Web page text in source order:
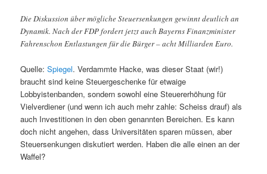
Die Diskussion über mögliche Steuersenkungen gewinnt deutlich an
Dynamik. Nach der FDP fordert jetzt auch Bayerns Finanzminister
Fahrenschon Entlastungen für die Bürger – acht Milliarden Euro.
Quelle:Spiegel. Verdammte Hacke, was dieser Staat (wir!)
braucht sind keine Steuergeschenke für etwaige
Lobbyistenbanden, sondern sowohl eine Steuererhöhung für
Vielverdiener (und wenn ich auch mehr zahle: Scheiss drauf) als
auch Investitionen in den oben genannten Bereichen. Es kann
doch nicht angehen, dass Universitäten sparen müssen, aber
Steuersenkungen diskutiert werden. Haben die alle einen an der
Waffel?